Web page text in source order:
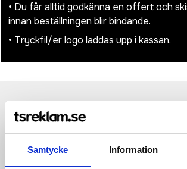
Samtycke Information
• Du får alltid godkänna en offert och
innan beställningen blir bindande.
• Tryckfil/er logo laddas upp i kassan.
Produktinformation
ADV Endur Hydro Jacket är en vind- och
med effektiv ventilation designad för